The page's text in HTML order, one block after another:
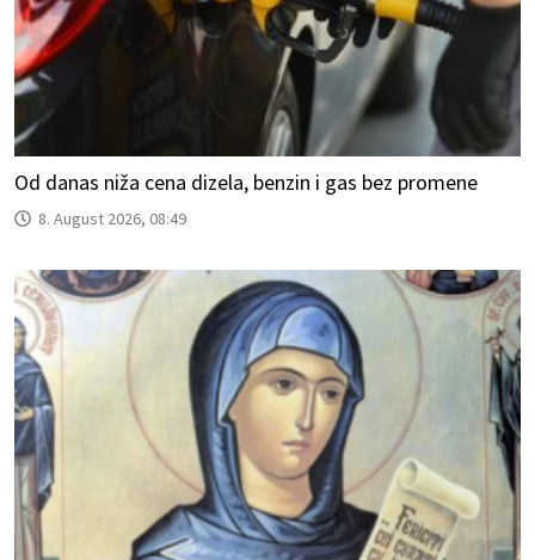
Od danas niža cena dizela, benzin i gas bez promene
8. August 2026, 08:49